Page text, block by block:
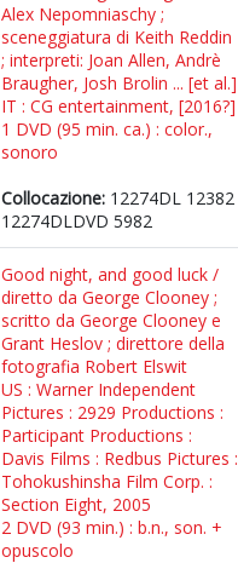
Alex Nepomniaschy ;
sceneggiatura di Keith Reddin
; interpreti: Joan Allen, Andrè
Braugher, Josh Brolin ... [et al.]
IT : CG entertainment, [2016?]
1 DVD (95 min. ca.) : color.,
sonoro
Collocazione: 12274DL 12382
12274DLDVD 5982
Good night, and good luck /
diretto da George Clooney ;
scritto da George Clooney e
Grant Heslov ; direttore della
fotografia Robert Elswit
US : Warner Independent
Pictures : 2929 Productions :
Participant Productions :
Davis Films : Redbus Pictures :
Tohokushinsha Film Corp. :
Section Eight, 2005
2 DVD (93 min.) : b.n., son. +
opuscolo